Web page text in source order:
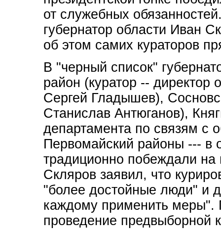
от служебных
губернатор области Иван
об этом самих кураторов
В "черный список"
район (куратор -- директор
Сергей Гладышев),
Станислав Антюганов),
департамента по связям с
Первомайский районы --- в
традиционно побеждали
Скляров заявил, что
"более достойные люди" и
каждому применить меры".
проведение предвыборной